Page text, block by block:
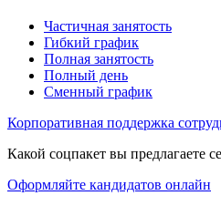
Частичная занятость
Гибкий график
Полная занятость
Полный день
Сменный график
Корпоративная поддержка
Какой соцпакет вы предлагаете
Оформляйте кандидатов онлайн